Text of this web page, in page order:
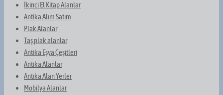
İkinci El Kitap Alanlar
Antika Alım Satım
Plak Alanlar
Taş plak alanlar
Antika Eşya Çeşitleri
Antika Alanlar
Antika Alan Yerler
Mobilya Alanlar